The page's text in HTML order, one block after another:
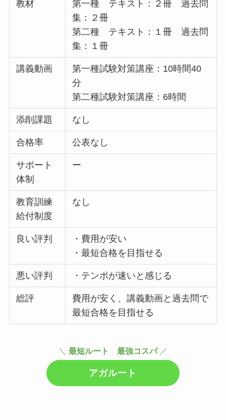
教材
第一種 テキスト：２冊 過去問
集：２冊
第二種 テキスト：１冊 過去問
集：１冊
講義動画
第一種試験対策講座：10時間40
分
第二種試験対策講座：6時間
添削課題 なし
合格率 公表なし
サポート
体制
ー
教育訓練
給付制度
なし
良い評判
・費用が安い
・最短合格を目指せる
悪い評判 ・テンポが速いと感じる
総評
費用が安く、講義動画と過去問で
最短合格を目指せる
＼ 最短ルート 最強コスパ／
アガルート